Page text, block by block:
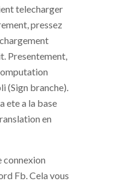
telecharger
pressez
Presentement,
(Sign branche).
ete a la base
en
connexion
Fb. Cela vous